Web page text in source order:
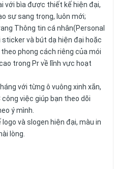
với bìa được thiết kế hiện đại,
sự sang trọng, luôn mới;
Thông tin cá nhân(Personal
và bút dạ hiện đại hoặc
phong cách riêng của mói
trong Pr về lĩnh vực hoạt
với từng ô vuông xinh xắn,
công việc giúp bạn theo dõi
ý mình.
và slogen hiện đại, màu in
lòng.